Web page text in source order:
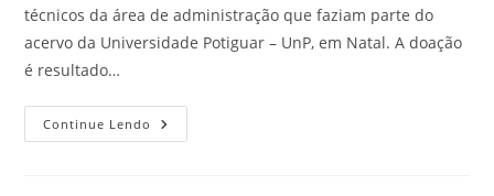
técnicos da área de administração que faziam parte do
acervo da Universidade Potiguar – UnP, em Natal. A doação
é resultado…
Continue Lendo CRA-
RN